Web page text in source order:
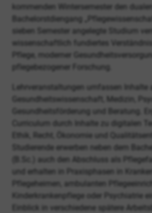
kommenden Wintersemester den dualen
Bachelorstdiengang
sieben Semester angelegte Studium
wissenschaftlich fundiertes
Pflege, moderner
pflegebezogener Forschung.
Lehrveranstaltungen umfassen Inhalte
Gesundheitswissenschaft, Medizin,
Gesundheitsförderung und Beratung.
Curriculum durch Inhalte zu digitalen
Ethik, Recht, Ökonomie und
Studierende erwerben neben dem
(B.Sc.) auch den Abschluss als
und erhalten in Praxisphasen in
Pflegeheimen, ambulanten
Kinderkrankenpflege oder Psychiatrie
Einblick in verschiedene spätere